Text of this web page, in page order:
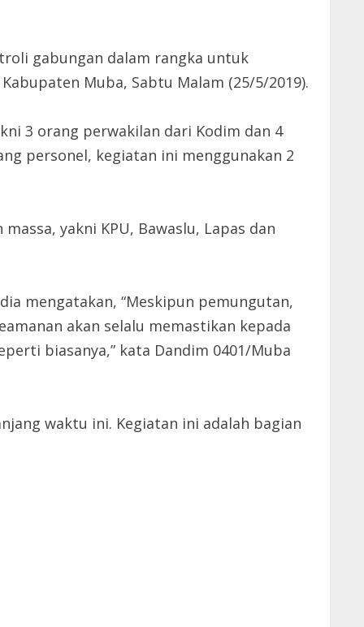
gabungan dalam rangka untuk
Muba, Sabtu Malam (25/5/2019).
3 orang perwakilan dari Kodim dan 4
personel, kegiatan ini menggunakan 2
yakni KPU, Bawaslu, Lapas dan
mengatakan, “Meskipun pemungutan,
akan selalu memastikan kepada
biasanya,” kata Dandim 0401/Muba
waktu ini. Kegiatan ini adalah bagian